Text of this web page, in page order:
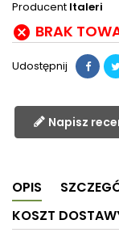
Producent Italeri
 BRAK
Udostępnij
Napisz
OPIS
KOSZT